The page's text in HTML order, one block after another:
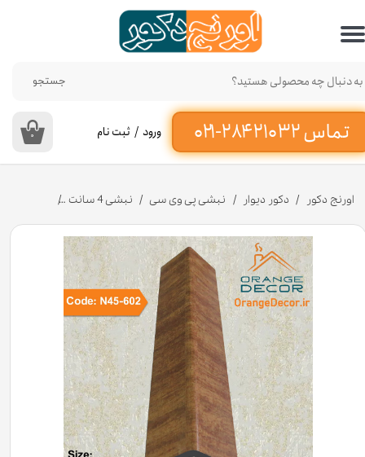
تماس ۳۲ ۲۱۰ ۲۸۴-۰۲۱‌
جستجو
۰ ورود / ثبت نام
حساب کاربری من
تغییر گذر واژه
سفارشات
خروج از حساب کاربری
اورنج دکور دکور دیوار نبشی پی وی سی نبشی 4 سانت